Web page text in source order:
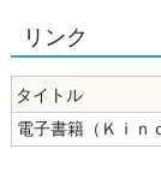
リンク
タイトル
電子書籍（Ｋｉｎ